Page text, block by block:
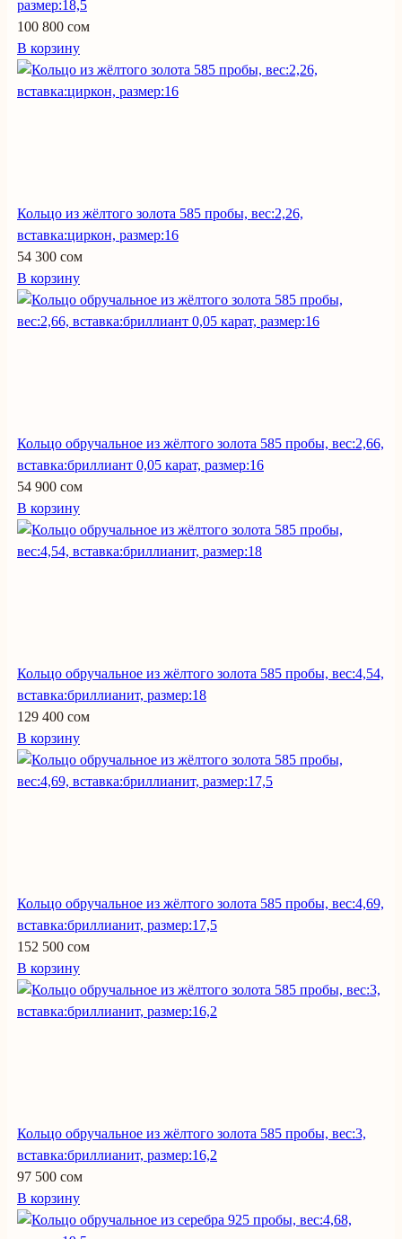
размер:18,5
100 800 сом
В корзину
Кольцо из жёлтого золота 585 пробы, вес:2,26,
вставка:циркон, размер:16
54 300 сом
В корзину
Кольцо обручальное из жёлтого золота 585 пробы, вес:2,66,
вставка:бриллиант 0,05 карат, размер:16
54 900 сом
В корзину
Кольцо обручальное из жёлтого золота 585 пробы, вес:4,54,
вставка:бриллианит, размер:18
129 400 сом
В корзину
Кольцо обручальное из жёлтого золота 585 пробы, вес:4,69,
вставка:бриллианит, размер:17,5
152 500 сом
В корзину
Кольцо обручальное из жёлтого золота 585 пробы, вес:3,
вставка:бриллианит, размер:16,2
97 500 сом
В корзину